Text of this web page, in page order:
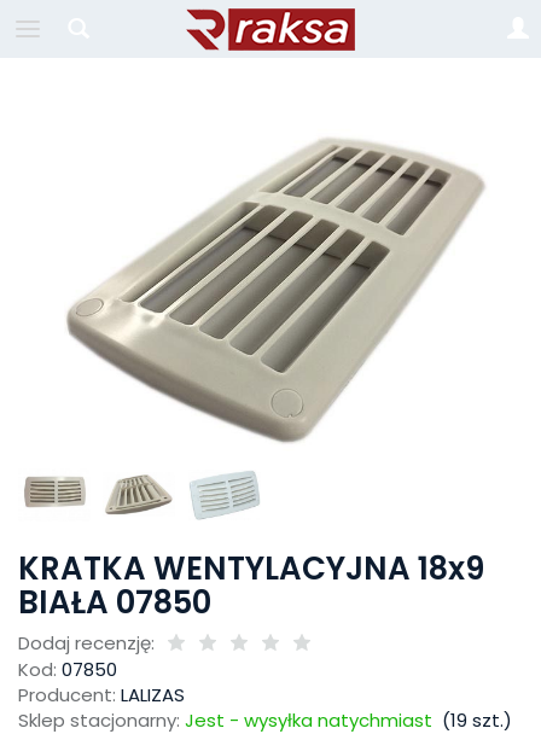
KRATKA WENTYLACYJNA 18x9
BIAŁA 07850
Dodaj recenzję:
Kod: 07850
Producent: LALIZAS
Sklep stacjonarny: Jest - wysyłka natychmiast (19 szt.)